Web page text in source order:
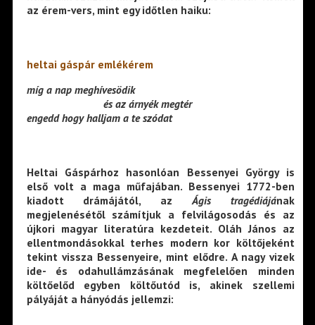
az érem-vers, mint egy időtlen haiku:
heltai gáspár emlékérem
míg a nap meghívesödik
és az árnyék megtér
engedd hogy halljam a te szódat
Heltai Gáspárhoz hasonlóan Bessenyei György is
első volt a maga műfajában. Bessenyei 1772-ben
kiadott drámájától, azÁgis tragédiájának
megjelenésétől számítjuk a felvilágosodás és az
újkori magyar literatúra kezdeteit. Oláh János az
ellentmondásokkal terhes modern kor költőjeként
tekint vissza Bessenyeire, mint elődre. A nagy vizek
ide- és odahullámzásának megfelelően minden
költőelőd egyben költőutód is, akinek szellemi
pályáját a hányódás jellemzi: